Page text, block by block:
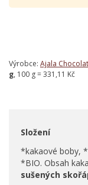
Výrobce: Ajala
g, 100 g = 331,11 Kč
Složení
*kakaové boby,
*BIO. Obsah
sušených